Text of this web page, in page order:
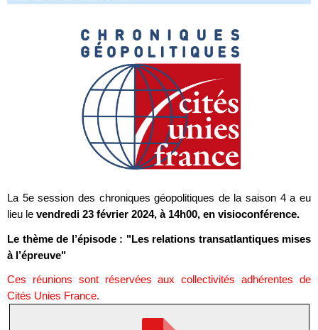
La 5e session des chroniques géopolitiques de la saison 4 a eu
lieu le vendredi 23 février 2024, à 14h00, en visioconférence.
Le thème de l’épisode : "Les relations transatlantiques mises
à l’épreuve"
Ces réunions sont réservées aux collectivités adhérentes de
Cités Unies France.